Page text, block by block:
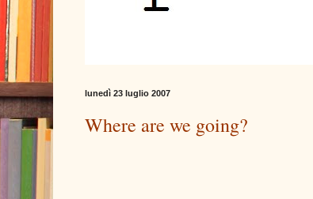
lunedì 23 luglio 2007
Where are we going?